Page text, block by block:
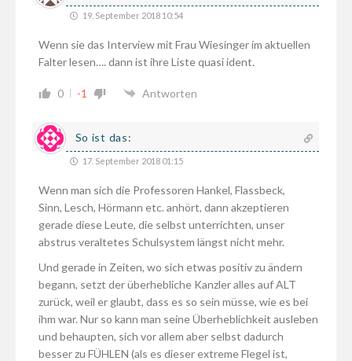
19. September 2018 10:54
Wenn sie das Interview mit Frau Wiesinger im aktuellen
Falter lesen…. dann ist ihre Liste quasi ident.
0 -1 Antworten
So ist das:
17. September 2018 01:15
Wenn man sich die Professoren Hankel, Flassbeck,
Sinn, Lesch, Hörmann etc. anhört, dann akzeptieren
gerade diese Leute, die selbst unterrichten, unser
abstrus veraltetes Schulsystem längst nicht mehr.
Und gerade in Zeiten, wo sich etwas positiv zu ändern
begann, setzt der überhebliche Kanzler alles auf ALT
zurück, weil er glaubt, dass es so sein müsse, wie es bei
ihm war. Nur so kann man seine Überheblichkeit ausleben
und behaupten, sich vor allem aber selbst dadurch
besser zu FÜHLEN (als es dieser extreme Flegel ist,